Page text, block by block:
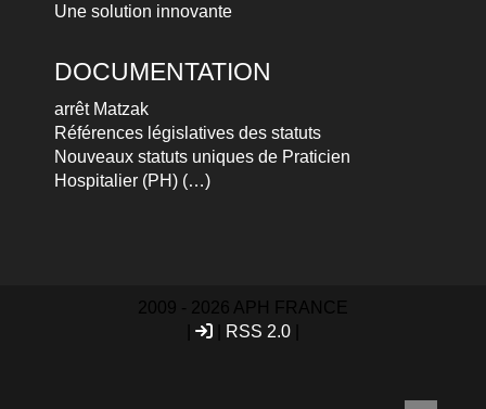
Une solution innovante
DOCUMENTATION
arrêt Matzak
Références législatives des statuts
Nouveaux statuts uniques de Praticien
Hospitalier (PH) (…)
2009 - 2026 APH FRANCE
RSS 2.0